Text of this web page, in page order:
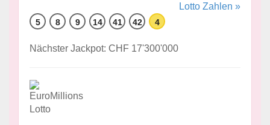
Lotto Zahlen »
5 8 9 14 41 42 4
Nächster Jackpot: CHF 17'300'000